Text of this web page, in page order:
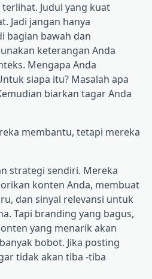
Judul yang kuat
Jadi jangan hanya
bagian bawah dan
keterangan Anda
Mengapa Anda
siapa itu? Masalah apa
biarkan tagar Anda
membantu, tetapi mereka
strategi sendiri. Mereka
konten Anda, membuat
dan sinyal relevansi untuk
Tapi branding yang bagus,
yang menarik akan
bobot. Jika posting
tidak akan tiba -tiba